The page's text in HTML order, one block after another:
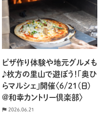
ピザ作り体験や地元グルメも
♪枚方の里山で遊ぼう！「奥ひ
らマルシェ」開催〈6/21(日)
@和幸カントリー倶楽部〉
2026.06.21